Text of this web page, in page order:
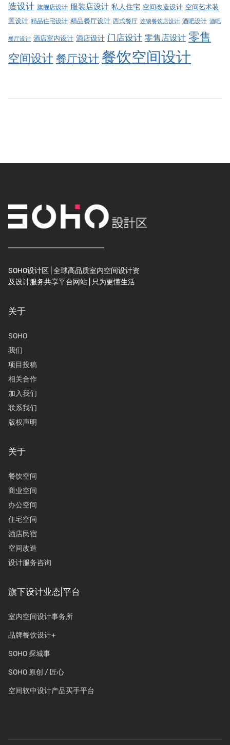
造设计 旗舰店设计 服装店设计 私人住宅 空间改造设计 空间艺术装
置设计 精品住宅设计 精品餐厅设计 西式餐厅 连锁餐饮店设计 酒吧设计 酒吧
餐厅设计 酒店室内设计 酒店设计 门店设计 零售店设计 零售
空间设计餐厅设计 餐饮空间设计
SOHO设计区 | 全球高品质室内空间设计资
及设计服务共享平台网站 | 只为更懂生活
关于
SOHO
我们
项目投稿
相关合作
加入我们
联系我们
版权声明
关于
餐饮空间
商业空间
办公空间
住宅空间
酒店民宿
空间改造
设计服务咨询
旗下设计业态|平台
室内空间设计事务所
品牌餐饮设计+
SOHO 探城事
SOHO 原创 / 匠心
空间软中设计产品买手平台